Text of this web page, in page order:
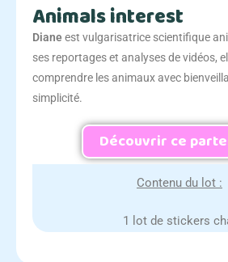
Animals interest
Diane est vulgarisatrice scientifique
ses reportages et analyses de vidéos,
comprendre les animaux avec
simplicité.
Découvrir ce
Contenu du lot :
1 lot de stickers